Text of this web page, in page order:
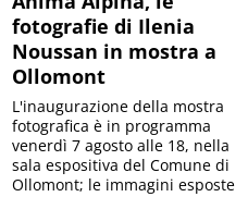
fotografie di Ilenia
Noussan in mostra a
Ollomont
L'inaugurazione della mostra
fotografica è in programma
venerdì 7 agosto alle 18, nella
sala espositiva del Comune di
Ollomont; le immagini esposte